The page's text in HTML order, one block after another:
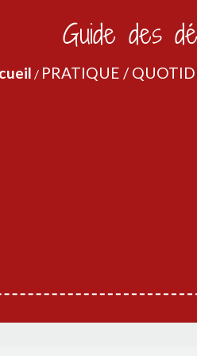
Guide des
/ PRATIQUE /